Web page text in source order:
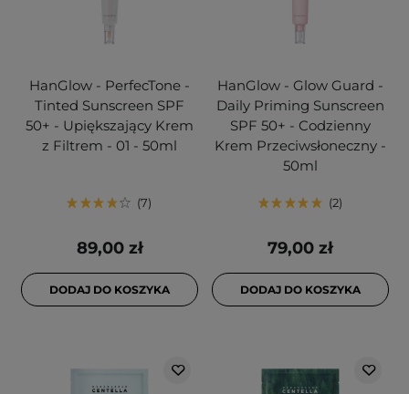
HanGlow - PerfecTone -
Tinted Sunscreen SPF
50+ - Upiększający Krem
z Filtrem - 01 - 50ml
7
89,00 zł
DODAJ DO KOSZYKA
HanGlow - Glow Guard -
Daily Priming Sunscreen
SPF 50+ - Codzienny
Krem Przeciwsłoneczny -
50ml
2
79,00 zł
DODAJ DO KOSZYKA